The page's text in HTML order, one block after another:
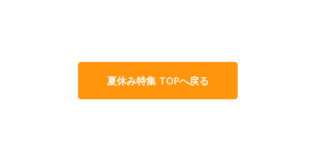
夏休み特集 TOPへ戻る